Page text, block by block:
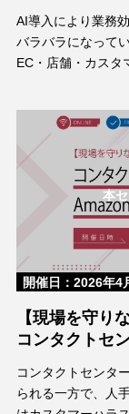
チャットボッ
スタッフ」と
～EC・店舗・
応が分断され
AI導入により業務
バラバラになって
EC・店舗・カスタ
で、顧客にとって
て離脱やロイヤル
本セミナーでは、
対し、AIを「ツー
開催日：2026年4
本
【現場を守り
コンタクトセ
コンタクトセンタ
られる一方で、人